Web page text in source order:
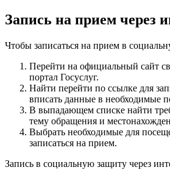
Запись на прием через
Чтобы записаться на прием в
Перейти на официальный сайт
портал Госуслуг.
Найти перейти по ссылке для
вписать данные в необходимые
В выпадающем списке найти
тему обращения и
Выбрать необходимые для
записаться на прием.
Запись в социальную защиту через